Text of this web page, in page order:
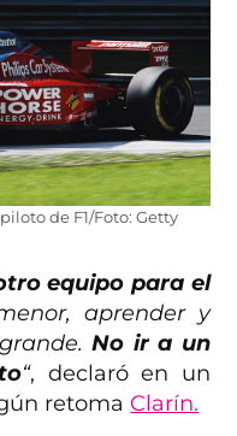
de F1/Foto: Getty
equipo para el
aprender y
No ir a un
“, declaró en un
retoma Clarín.